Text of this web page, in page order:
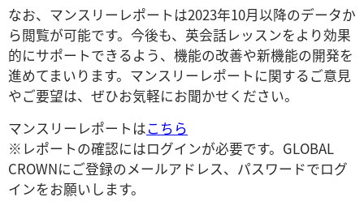
なお、マンスリーレポートは2023年10月以降のデータか
ら閲覧が可能です。今後も、英会話レッスンをより効果
的にサポートできるよう、機能の改善や新機能の開発を
進めてまいります。マンスリーレポートに関するご意見
やご要望は、ぜひお気軽にお聞かせください。
マンスリーレポートはこちら
※レポートの確認にはログインが必要です。GLOBAL
CROWNにご登録のメールアドレス、パスワードでログ
インをお願いします。